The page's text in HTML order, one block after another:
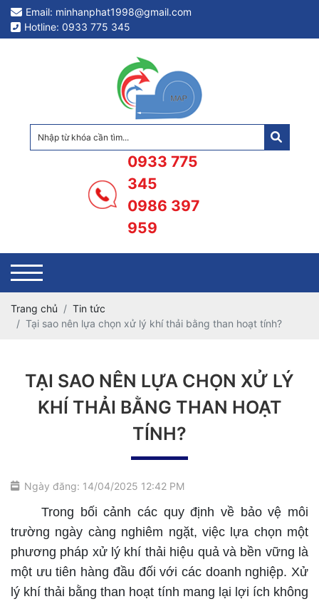
Email: minhanphat1998@gmail.com
Hotline: 0933 775 345
0933 775
345
0986 397
959
Trang chủ
Tin tức
Tại sao nên lựa chọn xử lý khí thải bằng than hoạt tính?
TẠI SAO NÊN LỰA CHỌN XỬ LÝ
KHÍ THẢI BẰNG THAN HOẠT
TÍNH?
Ngày đăng: 14/04/2025 12:42 PM
Trong bối cảnh các quy định về bảo vệ môi
trường ngày càng nghiêm ngặt, việc lựa chọn một
phương pháp xử lý khí thải hiệu quả và bền vững là
một ưu tiên hàng đầu đối với các doanh nghiệp. Xử
lý khí thải bằng than hoạt tính mang lại lợi ích không